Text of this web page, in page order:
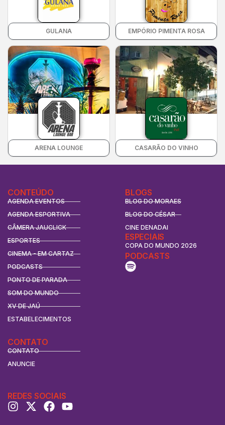
GULANA EMPÓRIO PIMENTA ROSA
ARENA LOUNGE CASARÃO DO VINHO
CONTEÚDO
AGENDA EVENTOS
AGENDA ESPORTIVA
CÂMERA JAUCLICK
ESPORTES
CINEMA - EM CARTAZ
PODCASTS
PONTO DE PARADA
SOM DO MUNDO
XV DE JAÚ
ESTABELECIMENTOS
BLOGS
BLOG DO MORAES
BLOG DO CÉSAR
CINE DENADAI
ESPECIAIS
COPA DO MUNDO 2026
CONTATO
CONTATO
ANUNCIE
PODCASTS
REDES SOCIAIS